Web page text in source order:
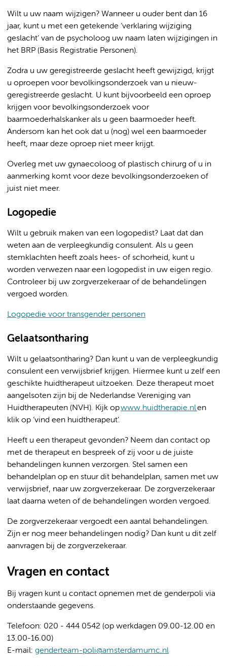
Wilt u uw naam wijzigen? Wanneer u ouder bent dan 16
jaar, kunt u met een getekende ‘verklaring wijziging
geslacht’ van de psycholoog uw naam laten wijzigingen in
het BRP (Basis Registratie Personen).
Zodra u uw geregistreerde geslacht heeft gewijzigd, krijgt
u oproepen voor bevolkingsonderzoek van u nieuw-
geregistreerde geslacht. U kunt bijvoorbeeld een oproep
krijgen voor bevolkingsonderzoek voor
baarmoederhalskanker als u geen baarmoeder heeft.
Andersom kan het ook dat u (nog) wel een baarmoeder
heeft, maar deze oproep niet meer krijgt.
Overleg met uw gynaecoloog of plastisch chirurg of u in
aanmerking komt voor deze bevolkingsonderzoeken of
juist niet meer.
Logopedie
Wilt u gebruik maken van een logopedist? Laat dat dan
weten aan de verpleegkundig consulent. Als u geen
stemklachten heeft zoals hees- of schorheid, kunt u
worden verwezen naar een logopedist in uw eigen regio.
Controleer bij uw zorgverzekeraar of de behandelingen
vergoed worden.
Logopedie voor transgender personen
Gelaatsontharing
Wilt u gelaatsontharing? Dan kunt u van de verpleegkundig
consulent een verwijsbrief krijgen. Hiermee kunt u zelf een
geschikte huidtherapeut uitzoeken. Deze therapeut moet
aangelsoten zijn bij de Nederlandse Vereniging van
Huidtherapeuten (NVH). Kijk opwww.huidtherapie.nlen
klik op ‘vind een huidtherapeut’.
Heeft u een therapeut gevonden? Neem dan contact op
met de therapeut en bespreek of zij voor u de juiste
behandelingen kunnen verzorgen. Stel samen een
behandelplan op en stuur dit behandelplan, samen met uw
verwijsbrief, naar uw zorgverzekeraar. De zorgverzekeraar
laat daarna weten of de behandelingen worden vergoed.
De zorgverzekeraar vergoedt een aantal behandelingen.
Zijn er nog meer behandelingen nodig? Dan kunt u dit zelf
aanvragen bij de zorgverzekeraar.
Vragen en contact
Bij vragen kunt u contact opnemen met de genderpoli via
onderstaande gegevens.
Telefoon: 020 - 444 0542 (op werkdagen 09.00-12.00 en
13.00-16.00)
E-mail: genderteam-poli@amsterdamumc.nl